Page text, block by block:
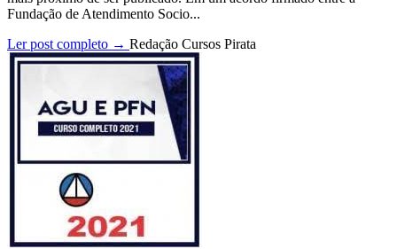
Fundação de Atendimento Socio...
Ler post completo → Redação Cursos Pirata